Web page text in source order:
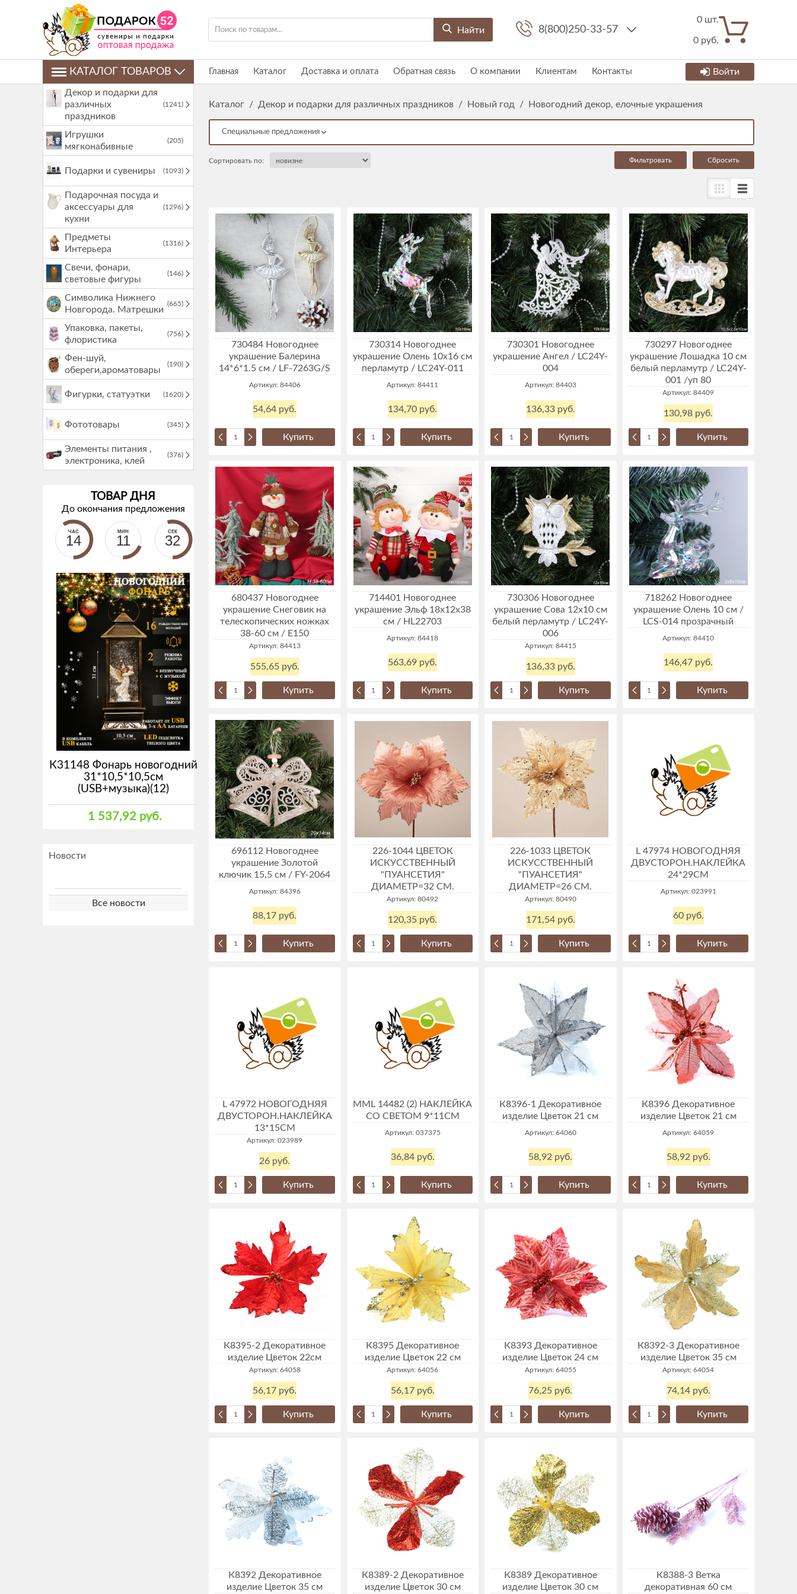
Найти 8(800)250-33-57
0 шт.
0 руб.
КАТАЛОГ ТОВАРОВ
Декор и подарки для
различных
праздников
(1241)
Игрушки
мягконабивные
(205)
Подарки и сувениры (1093)
Подарочная посуда и
аксессуары для
кухни
(1296)
Предметы
Интерьера
(1316)
Свечи, фонари,
световые фигуры
(146)
Символика Нижнего
Новгорода. Матрешки
(665)
Упаковка, пакеты,
флористика
(756)
Фен-шуй,
обереги,ароматовары
(190)
Фигурки, статуэтки (1620)
Фототовары (345)
Элементы питания ,
электроника, клей
(376)
ТОВАР ДНЯ
До окончания предложения
ЧАС
14
МИН
11
СЕК
31
К31148 Фонарь новогодний
31*10,5*10,5см
(USB+музыка)(12)
1 537,92 руб.
Новости
Все новости
Главная Каталог Доставка и оплата Обратная связь О компании Клиентам Контакты Войти
Каталог / Декор и подарки для различных праздников / Новый год / Новогодний декор, елочные украшения
Сортировать по:
Специальные предложения
Cбросить
730484 Новогоднее
украшение Балерина
14*6*1.5 см / LF-7263G/S
Артикул: 84406
54,64 руб.
Купить
730314 Новогоднее
украшение Олень 10х16 см
перламутр / LC24Y-011
Артикул: 84411
134,70 руб.
Купить
730301 Новогоднее
украшение Ангел / LC24Y-
004
Артикул: 84403
136,33 руб.
Купить
730297 Новогоднее
украшение Лошадка 10 см
белый перламутр / LC24Y-
001 /уп 80
Артикул: 84409
130,98 руб.
Купить
680437 Новогоднее
украшение Снеговик на
телескопических ножках
38-60 см / Е150
Артикул: 84413
555,65 руб.
Купить
714401 Новогоднее
украшение Эльф 18x12x38
см / HL22703
Артикул: 84418
563,69 руб.
Купить
730306 Новогоднее
украшение Сова 12х10 см
белый перламутр / LC24Y-
006
Артикул: 84415
136,33 руб.
Купить
718262 Новогоднее
украшение Олень 10 см /
LCS-014 прозрачный
Артикул: 84410
146,47 руб.
Купить
696112 Новогоднее
украшение Золотой
ключик 15,5 см / FY-2064
Артикул: 84396
88,17 руб.
Купить
226-1044 ЦВЕТОК
ИСКУССТВЕННЫЙ
"ПУАНСЕТИЯ"
ДИАМЕТР=32 СМ.
Артикул: 80492
120,35 руб.
Купить
226-1033 ЦВЕТОК
ИСКУССТВЕННЫЙ
"ПУАНСЕТИЯ"
ДИАМЕТР=26 СМ.
Артикул: 80490
171,54 руб.
Купить
L 47974 НОВОГОДНЯЯ
ДВУСТОРОН.НАКЛЕЙКА
24*29СМ
Артикул: 023991
60 руб.
Купить
L 47972 НОВОГОДНЯЯ
ДВУСТОРОН.НАКЛЕЙКА
13*15СМ
Артикул: 023989
26 руб.
Купить
MML 14482 (2) НАКЛЕЙКА
СО СВЕТОМ 9*11СМ
Артикул: 037375
36,84 руб.
Купить
К8396-1 Декоративное
изделие Цветок 21 см
Артикул: 64060
58,92 руб.
Купить
К8396 Декоративное
изделие Цветок 21 см
Артикул: 64059
58,92 руб.
Купить
К8395-2 Декоративное
изделие Цветок 22см
Артикул: 64058
56,17 руб.
Купить
К8395 Декоративное
изделие Цветок 22 см
Артикул: 64056
56,17 руб.
Купить
К8393 Декоративное
изделие Цветок 24 см
Артикул: 64055
76,25 руб.
Купить
К8392-3 Декоративное
изделие Цветок 35 см
Артикул: 64054
74,14 руб.
Купить
К8392 Декоративное
изделие Цветок 35 см
К8389-2 Декоративное
изделие Цветок 30 см
К8389 Декоративное
изделие Цветок 30 см
К8388-3 Ветка
декоративная 60 см